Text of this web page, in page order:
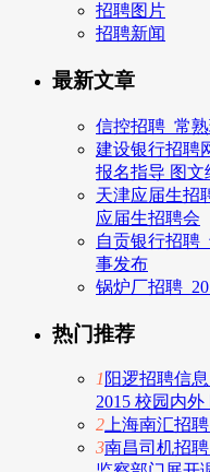
招聘图片
招聘新闻
最新文章
信控招聘_常
建设银行招聘
报名指导 图文
天津应届生招
应届生招聘会
自贡银行招聘
事发布
锅炉厂招聘
热门推荐
1 阳逻招聘信
2015 校园内
2 上海南汇招
3南昌司机招